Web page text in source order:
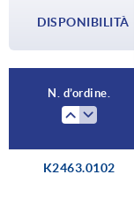
DISPONIBILITÀ
N. d’ordine.
N. d’ordine.
K2463.0102